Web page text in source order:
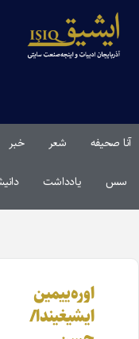
آنا صحیفه شعر خبر
سس یادداشت
اوره‌ییمین
ایشیغیندا/